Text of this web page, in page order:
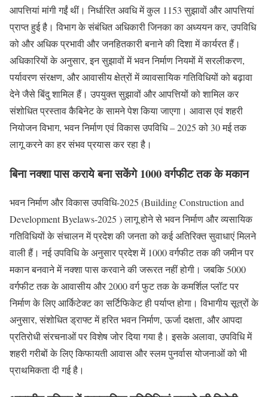
आपत्तियां मांगी गईं थीं। निर्धारित अवधि में कुल 1153 सुझावों और आपत्तियां
प्राप्त हुई है। विभाग के संबंधित अधिकारी जिनका का अध्ययन कर, उपविधि
को और अधिक प्रभावी और जनहितकारी बनाने की दिशा में कार्यरत हैं।
अधिकारियों के अनुसार, इन सुझावों में भवन निर्माण नियमों में सरलीकरण,
पर्यावरण संरक्षण, और आवासीय क्षेत्रों में व्यावसायिक गतिविधियों को बढ़ावा
देने जैसे बिंदु शामिल हैं। उपयुक्त सुझावों और आपत्तियों को शामिल कर
संशोधित प्रस्ताव कैबिनेट के सामने पेश किया जाएगा। आवास एवं शहरी
नियोजन विभाग, भवन निर्माण एवं विकास उपविधि – 2025 को 30 मई तक
लागू करने का हर संभव प्रयास कर रहा है।
बिना नक्शा पास कराये बना सकेंगे 1000 वर्गफीट तक के मकान
भवन निर्माण और विकास उपविधि-2025 (Building Construction and
Development Byelaws-2025 ) लागू होने से भवन निर्माण और व्यसायिक
गतिविधियों के संचालन में प्रदेश की जनता को कई अतिरिक्त सुवाधाएं मिलने
वाली हैं। नई उपविधि के अनुसार प्रदेश में 1000 वर्गफीट तक की जमीन पर
मकान बनवाने में नक्शा पास करवाने की जरूरत नहीं होगी। जबकि 5000
वर्गफीट तक के आवासीय और 2000 वर्ग फुट तक के कमर्शिल प्लॉट पर
निर्माण के लिए आर्किटेक्ट का सर्टिफिकेट ही पर्याप्त होगा। विभागीय सूत्रों के
अनुसार, संशोधित ड्राफ्ट में हरित भवन निर्माण, ऊर्जा दक्षता, और आपदा
प्रतिरोधी संरचनाओं पर विशेष जोर दिया गया है। इसके अलावा, उपविधि में
शहरी गरीबों के लिए किफायती आवास और स्लम पुनर्वास योजनाओं को भी
प्राथमिकता दी गई है।